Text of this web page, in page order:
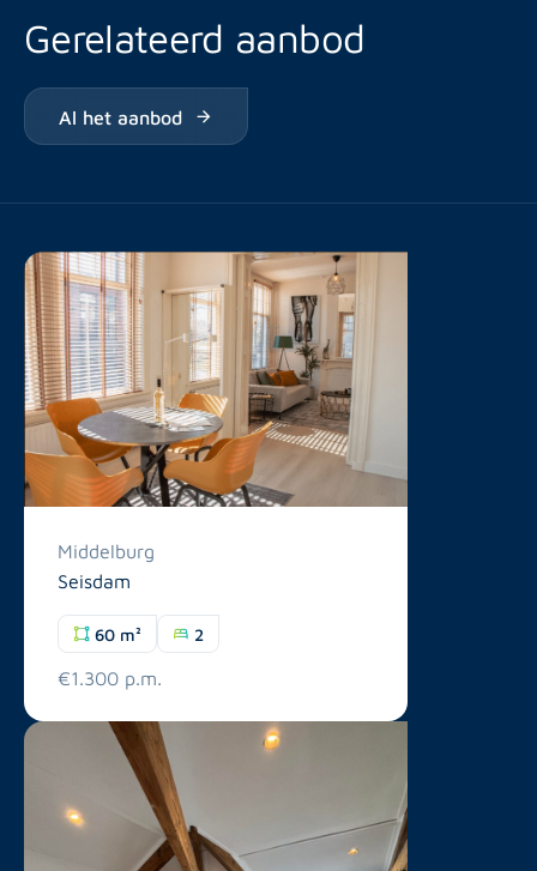
Gerelateerd aanbod
Al het aanbod
Middelburg
Seisdam
60 m² 2
€1.300 p.m.